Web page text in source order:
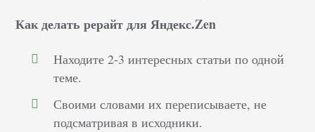
Как делать рерайт для Яндекс.Zen
Находите 2-3 интересных статьи по одной
теме.
Своими словами их переписываете, не
подсматривая в исходники.